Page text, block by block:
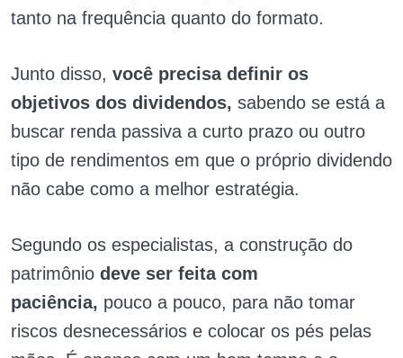
tanto na frequência quanto do formato.
Junto disso, você precisa definir os
objetivos dos dividendos, sabendo se está a
buscar renda passiva a curto prazo ou outro
tipo de rendimentos em que o próprio dividendo
não cabe como a melhor estratégia.
Segundo os especialistas, a construção do
patrimônio deve ser feita com
paciência, pouco a pouco, para não tomar
riscos desnecessários e colocar os pés pelas